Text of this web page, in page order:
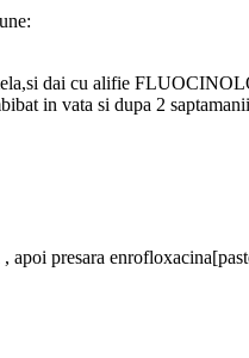
dai cu alifie
in vata si dupa 2
apoi presara